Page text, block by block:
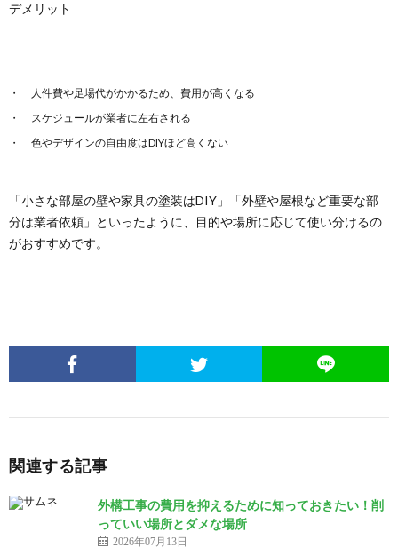
デメリット
人件費や足場代がかかるため、費用が高くなる
スケジュールが業者に左右される
色やデザインの自由度はDIYほど高くない
「小さな部屋の壁や家具の塗装はDIY」「外壁や屋根など重要な部
分は業者依頼」といったように、目的や場所に応じて使い分けるの
がおすすめです。
関連する記事
外構工事の費用を抑えるために知っておきたい！削
っていい場所とダメな場所
2026年07月13日